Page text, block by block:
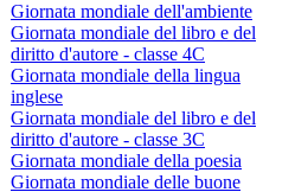
Giornata mondiale dell'ambiente
Giornata mondiale del libro e del
diritto d'autore - classe 4C
Giornata mondiale della lingua
inglese
Giornata mondiale del libro e del
diritto d'autore - classe 3C
Giornata mondiale della poesia
Giornata mondiale delle buone